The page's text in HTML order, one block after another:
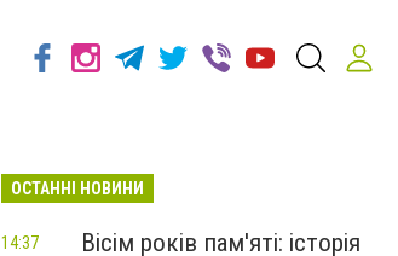
ОСТАННІ НОВИНИ
Вісім років пам'яті: історія
14:37